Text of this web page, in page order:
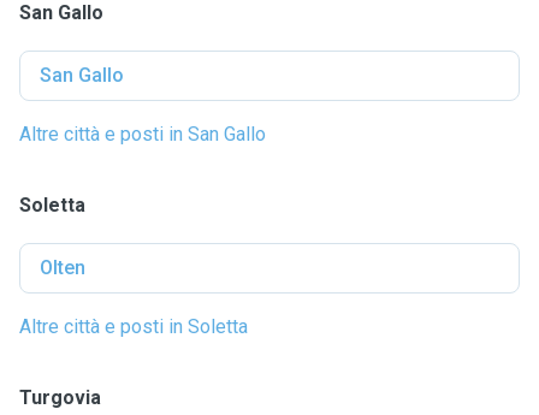
San Gallo
San Gallo
Altre città e posti in San Gallo
Soletta
Olten
Altre città e posti in Soletta
Turgovia